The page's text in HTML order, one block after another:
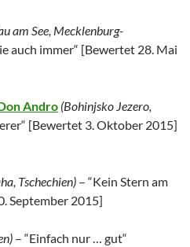
am See, Mecklenburg-
auch immer“ [Bewertet 28. Mai
Andro (Bohinjsko Jezero,
[Bewertet 3. Oktober 2015]
Tschechien) – “Kein Stern am
September 2015]
– “Einfach nur … gut“